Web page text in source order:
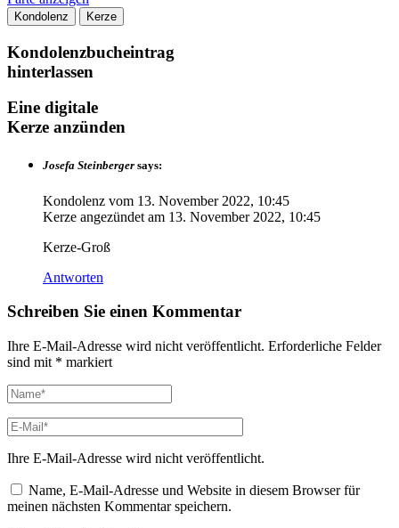
Kondolenz Kerze
Kondolenzbucheintrag
hinterlassen
Eine digitale
Kerze anzünden
Josefa Steinberger says:
Kondolenz vom 13. November 2022, 10:45
Kerze angezündet am 13. November 2022, 10:45
Kerze-Groß
Antworten
Schreiben Sie einen Kommentar
Ihre E-Mail-Adresse wird nicht veröffentlicht. Erforderliche Felder
sind mit * markiert
Ihre E-Mail-Adresse wird nicht veröffentlicht.
Name, E-Mail-Adresse und Website in diesem Browser für
meinen nächsten Kommentar speichern.